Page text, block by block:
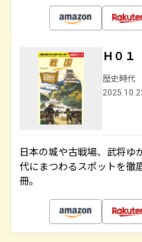
Ｈ０
歴史時代
日本の城や古戦場、武将ゆ
代にまつわるスポットを徹
冊。